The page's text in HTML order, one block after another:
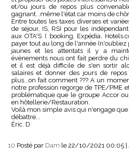
et/ou jours de repos plus
gagnant...même l'état car moins de
Entre toutes les taxes diverses et
de séjour, IS, RSI pour les
aux OTA'S ( booking, Expédia,
payer tout au long de l'année (n'oubliez
jaunes et les attentats il y a
évènements nous ont fait perdre du
et il est déjà difficile de s'en sortir
salaires et donner des jours de
plus...on fait comment ??? A un
notre profession regorge de TPE/PME
problématique que le groupe Accor
en hôtellerie/Restauration.
Voilà mon simple avis qui n'engage
débattre...
Éric. D
10.Posté par Dam le 22/10/2021 00:05